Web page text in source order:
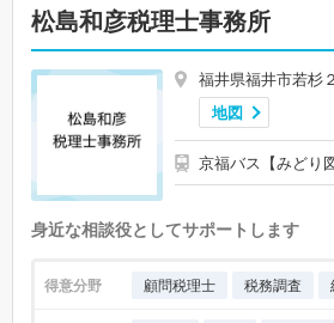
越前薬師駅 (0) 越前大宮駅 (0)
東藤島駅 (0) 越前島橋駅 (0) 中角駅 (0)
日華化学前駅 (0) 三十八社駅 (0)
ハーモニーホール駅 (0) 泰澄の里駅 (0)
松島和彦税理士事務所
福井県福井市若杉
地図
京福バス【みどり
身近な相談役としてサポートします
得意分野 顧問税理士 税務調査